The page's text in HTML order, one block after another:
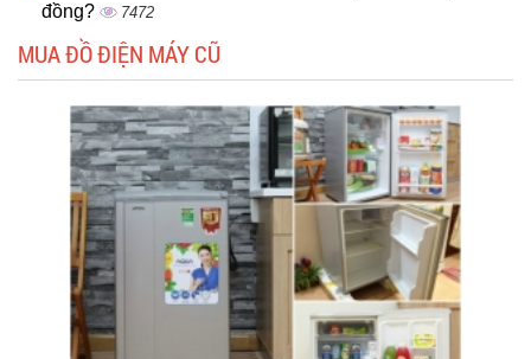
đồng?
7472
MUA ĐỒ ĐIỆN MÁY CŨ